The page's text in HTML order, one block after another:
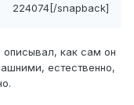
224074[/snapback]
как сам он
естественно,